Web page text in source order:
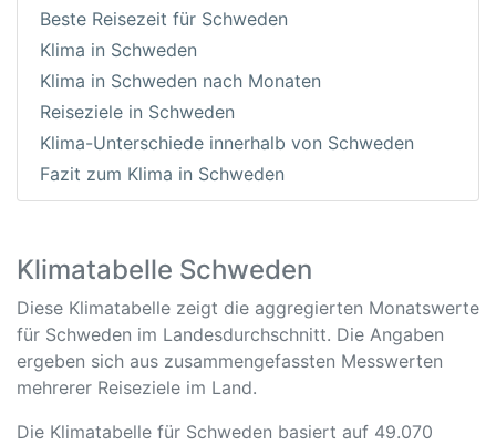
Beste Reisezeit für Schweden
Klima in Schweden
Klima in Schweden nach Monaten
Reiseziele in Schweden
Klima-Unterschiede innerhalb von Schweden
Fazit zum Klima in Schweden
Klimatabelle Schweden
Diese Klimatabelle zeigt die aggregierten Monatswerte
für Schweden im Landesdurchschnitt. Die Angaben
ergeben sich aus zusammengefassten Messwerten
mehrerer Reiseziele im Land.
Die Klimatabelle für Schweden basiert auf 49.070